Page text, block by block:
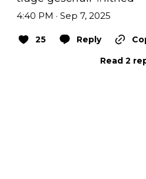
4:40 PM · Sep 7, 2025
25 Reply
Read 2